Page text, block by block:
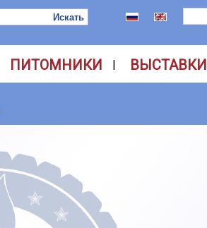
ПИТОМНИКИ | ВЫСТАВКИ